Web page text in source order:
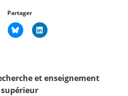
Partager
et enseignement
supérieur